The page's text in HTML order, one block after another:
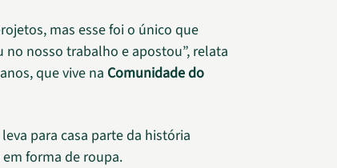
mas esse foi o único que
nosso trabalho e apostou”, relata
que vive na Comunidade do
para casa parte da história
forma de roupa.